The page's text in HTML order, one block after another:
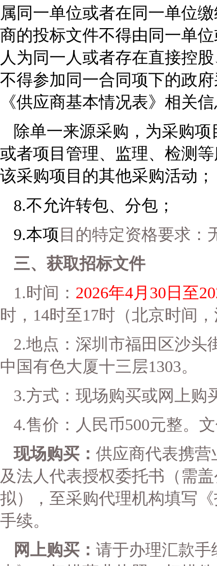
属同一单位或者在同一单位
商的投标文件不得由同一单
人为同一人或者存在直接控
不得参加同一合同项下的政
《供应商基本情况表》相关
除单一来源采购，为采购
或者项目管理、监理、检测
该采购项目的其他采购活动；
8.不允许转包、分包 ；
9.本项 目的特定资格要求：
三、获取招标文件
1.时间： 2026年4月30日至
时，14时至17时（北京时间
2.地点： 深圳市福田区沙头
中国有色大厦十三层1303。
3.方式：现场购买或网上购
4.售价：人民币500元整。
现场购买： 供应商代表携
及法人代表授权委托书（需
拟），至采购代理机构填写
手续。
网上购买： 请于办理汇款